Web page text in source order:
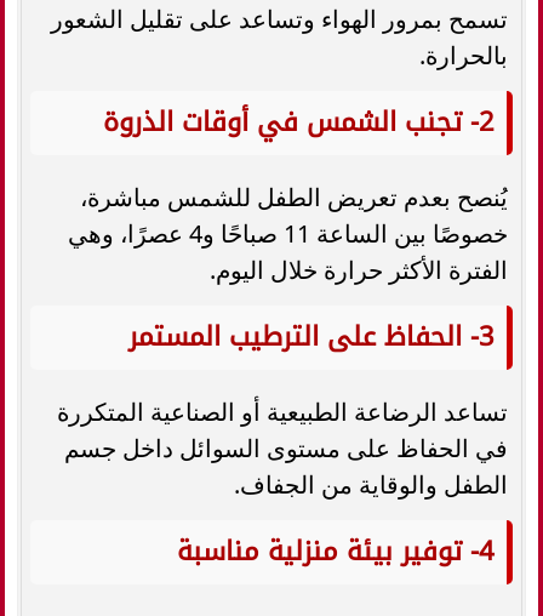
تسمح بمرور الهواء وتساعد على تقليل الشعور
بالحرارة.
2- تجنب الشمس في أوقات الذروة
يُنصح بعدم تعريض الطفل للشمس مباشرة،
خصوصًا بين الساعة 11 صباحًا و4 عصرًا، وهي
الفترة الأكثر حرارة خلال اليوم.
3- الحفاظ على الترطيب المستمر
تساعد الرضاعة الطبيعية أو الصناعية المتكررة
في الحفاظ على مستوى السوائل داخل جسم
الطفل والوقاية من الجفاف.
4- توفير بيئة منزلية مناسبة